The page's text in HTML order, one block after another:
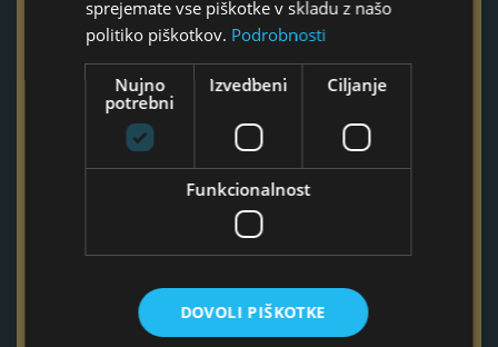
Telefon
Ta polja izpolnite samo v primeru, če imate vprašanje ali
povprašujete za podjetje
Odgovorna oseba podjetja
sprejemate vse piškotke v skladu z našo
politiko piškotkov. Podrobnosti
Nujno
potrebni
Izvedbeni Ciljanje
Funkcionalnost
DOVOLI PIŠKOTKE